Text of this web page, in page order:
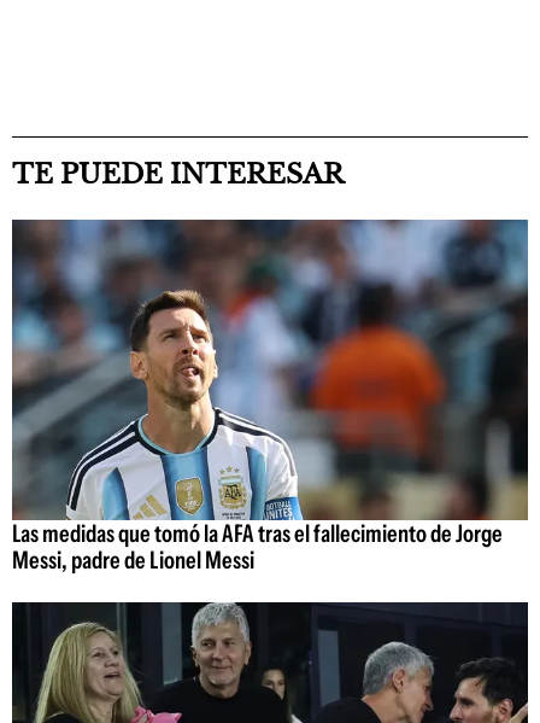
TE PUEDE INTERESAR
Las medidas que tomó la AFA tras el fallecimiento de Jorge
Messi, padre de Lionel Messi